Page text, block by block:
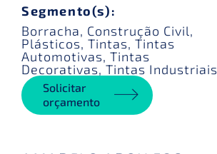
Segmento(s):
Borracha, Construção Civil,
Plásticos, Tintas, Tintas
Automotivas, Tintas
Decorativas, Tintas Industriais
Solicitar
orçamento